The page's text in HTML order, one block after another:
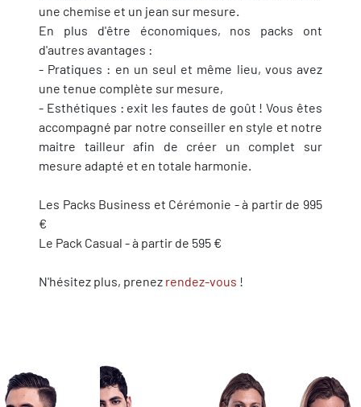
une chemise et un jean sur mesure.
En plus d'être économiques, nos packs ont
d'autres avantages :
- Pratiques : en un seul et même lieu, vous avez
une tenue complète sur mesure,
- Esthétiques : exit les fautes de goût ! Vous êtes
accompagné par notre conseiller en style et notre
maitre tailleur afin de créer un complet sur
mesure adapté et en totale harmonie.
Les Packs Business et Cérémonie - à partir de 995
€
Le Pack Casual - à partir de 595 €
N'hésitez plus, prenez rendez-vous !